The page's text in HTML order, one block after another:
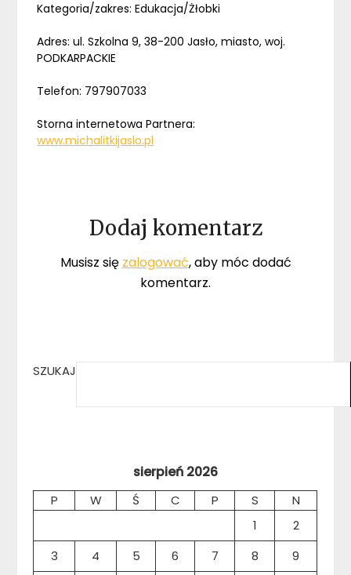
Kategoria/zakres: Edukacja/Żłobki
Adres: ul. Szkolna 9, 38-200 Jasło, miasto, woj.
PODKARPACKIE
Telefon: 797907033
Storna internetowa Partnera:
www.michalitkijaslo.pl
Dodaj komentarz
Musisz się zalogować, aby móc dodać
komentarz.
SZUKAJ
sierpień 2026
P W Ś C P S
N
1
2
3
4 5 6 7 8
9